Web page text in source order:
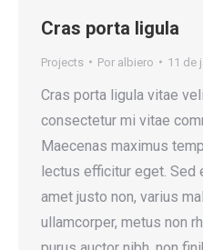
Cras porta ligula
Projects Por albiero 11 de
Cras porta ligula vitae
consectetur mi vitae
Maecenas maximus
lectus efficitur eget.
amet justo non, varius
ullamcorper, metus non